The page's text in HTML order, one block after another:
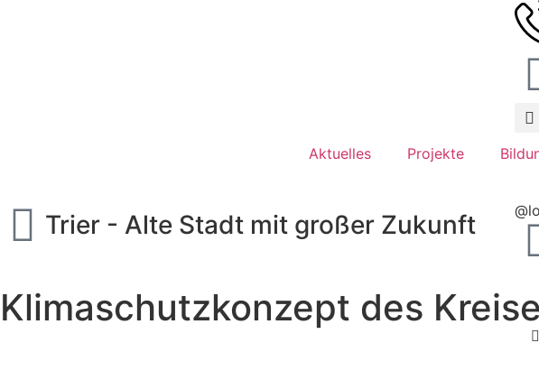
Aktuelles Projekte
Trier - Alte Stadt mit großer Zukunft
Klimaschutzkonzept des